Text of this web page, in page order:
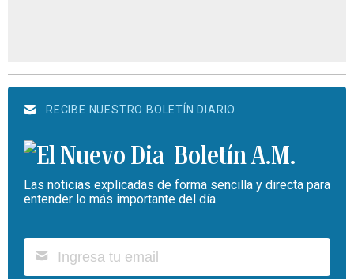
RECIBE NUESTRO BOLETÍN DIARIO
Boletín A.M.
Las noticias explicadas de forma sencilla y directa para
entender lo más importante del día.